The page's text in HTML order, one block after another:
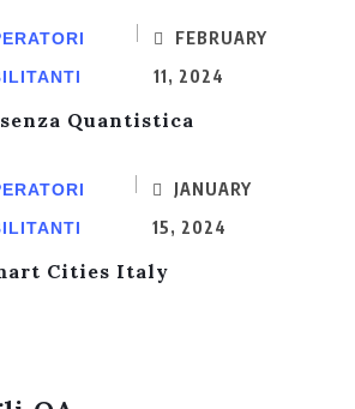
FEBRUARY
11, 2024
Quantistica
JANUARY
15, 2024
Cities Italy